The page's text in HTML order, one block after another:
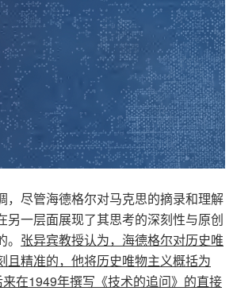
，尽管海德格尔对马克思的摘录和理解
另一层面展现了其思考的深刻性与原创
张异宾教授认为，海德格尔对历史唯
且精准的，他将历史唯物主义概括为
在1949年撰写《技术的追问》的直接